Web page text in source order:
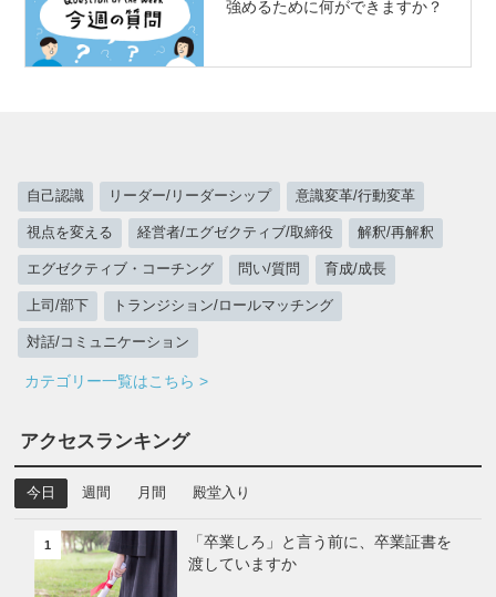
強めるために何ができますか？
自己認識 リーダー/リーダーシップ 意識変革/行動変革
視点を変える 経営者/エグゼクティブ/取締役 解釈/再解釈
エグゼクティブ・コーチング 問い/質問 育成/成長
上司/部下 トランジション/ロールマッチング
対話/コミュニケーション
カテゴリー一覧はこちら >
アクセスランキング
今日 週間 月間 殿堂入り
1
「卒業しろ」と言う前に、卒業証書を
渡していますか